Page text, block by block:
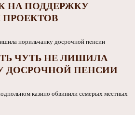
НА ПОДДЕРЖКУ
ЧУТЬ НЕ ЛИШИЛА
ДОСРОЧНОЙ ПЕНСИИ